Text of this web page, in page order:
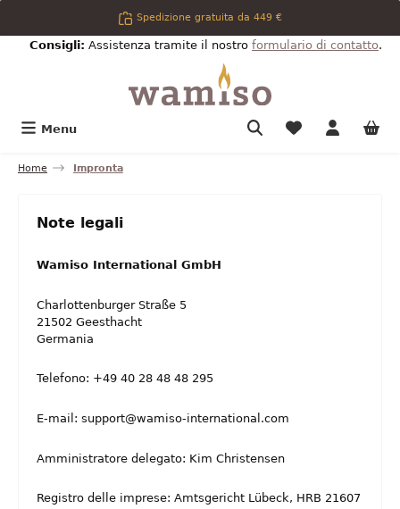
Passa al contenuto principaleSpedizione gratuita da 449 €
Consigli: Assistenza tramite il nostro formulario di contatto.
Menu Hai 0 articoli
Home Impronta
Note legali
Wamiso International GmbH
Charlottenburger Straße 5
21502 Geesthacht
Germania
Telefono: +49 40 28 48 48 295
E-mail: support@wamiso-international.com
Amministratore delegato: Kim Christensen
Registro delle imprese: Amtsgericht Lübeck, HRB 21607